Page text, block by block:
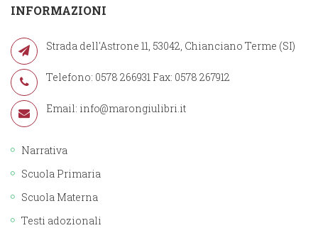
INFORMAZIONI
Strada dell'Astrone 11, 53042, Chianciano Terme (SI)
Telefono: 0578 266931 Fax: 0578 267912
Email: info@marongiulibri.it
Narrativa
Scuola Primaria
Scuola Materna
Testi adozionali